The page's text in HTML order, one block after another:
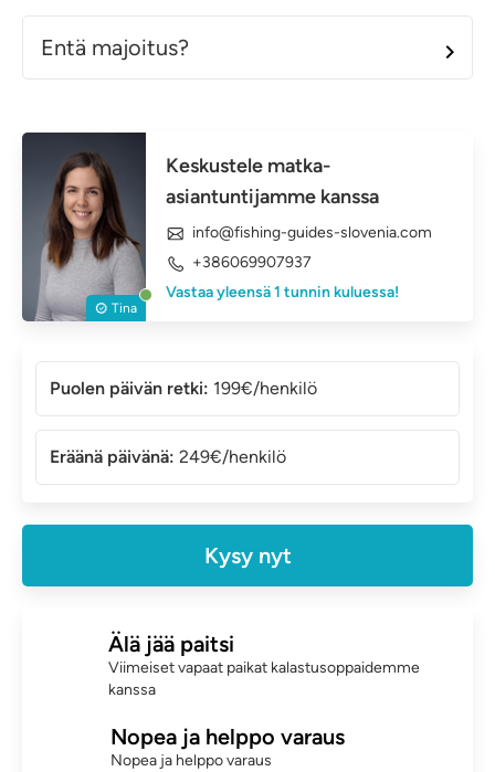
Entä majoitus?
Tina
Keskustele matka-
asiantuntijamme kanssa
info@fishing-guides-slovenia.com
+386069907937
Vastaa yleensä 1 tunnin kuluessa!
Puolen päivän retki: 199€/henkilö
Eräänä päivänä: 249€/henkilö
Kysy nyt
Älä jää paitsi
Viimeiset vapaat paikat kalastusoppaidemme
kanssa
Nopea ja helppo varaus
Nopea ja helppo varaus